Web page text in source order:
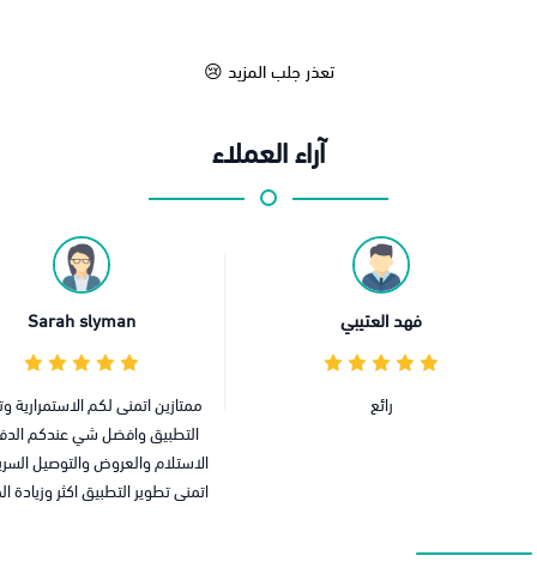
تعذر جلب المزيد 😢
آراء العملاء
ممتازين اتمنى لكم الاستمرارية وتحديث
التطبيق وافضل شي عندكم الدفع عند
الاستلام والعروض والتوصيل السريع لاكن
اتمنى تطوير التطبيق اكثر وزيادة المنتجات